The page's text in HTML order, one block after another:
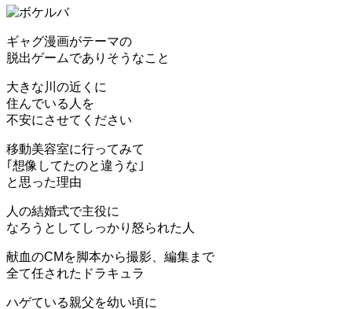
ギャグ漫画がテーマの
脱出ゲームでありそうなこと
大きな川の近くに
住んでいる人を
不安にさせてください
移動美容室に行ってみて
｢想像してたのと違うな｣
と思った理由
人の結婚式で主役に
なろうとしてしっかり怒られた人
献血のCMを脚本から撮影、編集まで
全て任されたドラキュラ
ハゲている親父を幼い頃に